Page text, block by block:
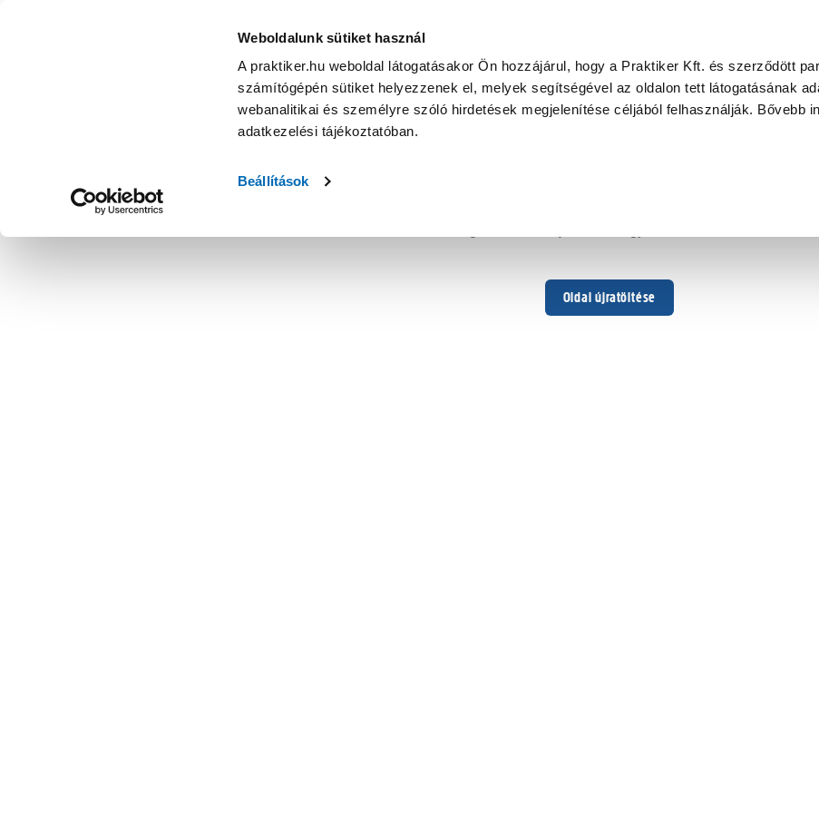
Weboldalunk sütiket használ
A praktiker.hu weboldal látogatásakor Ön hozzájárul, hogy a Praktiker Kft. és szerződött
számítógépén sütiket helyezzenek el, melyek segítségével az oldalon tett látogatásának
webanalitikai és személyre szóló hirdetések megjelenítése céljából felhasználják. Bővebb
adatkezelési tájékoztatóban.
Beállítások
Oldal újratöltése